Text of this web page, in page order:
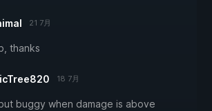
21 7月
thanks
18 7月
buggy when damage is above